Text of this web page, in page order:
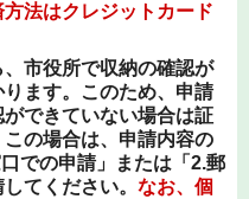
方法はクレジットカード
市役所で収納の確認が
ます。このため、申請
できていない場合は証
の場合は、申請内容の
での申請」または「2.郵
てください。 なお、個